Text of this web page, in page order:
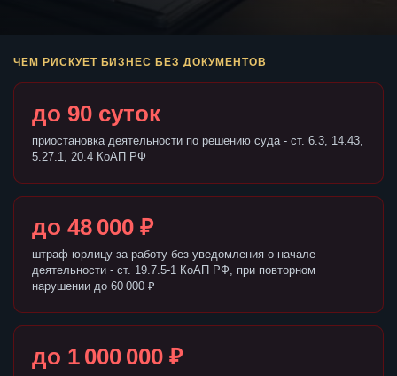
ЧЕМ РИСКУЕТ БИЗНЕС БЕЗ ДОКУМЕНТОВ
до 90 суток
приостановка деятельности по решению суда - ст. 6.3, 14.43,
5.27.1, 20.4 КоАП РФ
до 48 000 ₽
штраф юрлицу за работу без уведомления о начале
деятельности - ст. 19.7.5-1 КоАП РФ, при повторном
нарушении до 60 000 ₽
до 1 000 000 ₽